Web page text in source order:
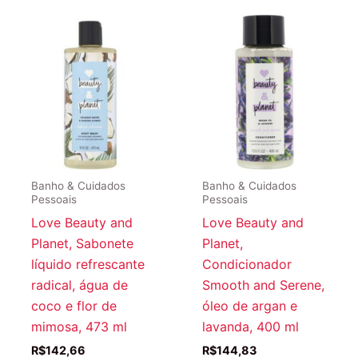
Banho & Cuidados
Pessoais
Love Beauty and
Planet, Sabonete
líquido refrescante
radical, água de
coco e flor de
mimosa, 473 ml
R$142,66
Banho & Cuidados
Pessoais
Love Beauty and
Planet,
Condicionador
Smooth and Serene,
óleo de argan e
lavanda, 400 ml
R$144,83